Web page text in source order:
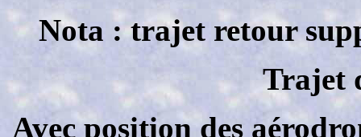
Nota : trajet retour
Trajet
Avec position des